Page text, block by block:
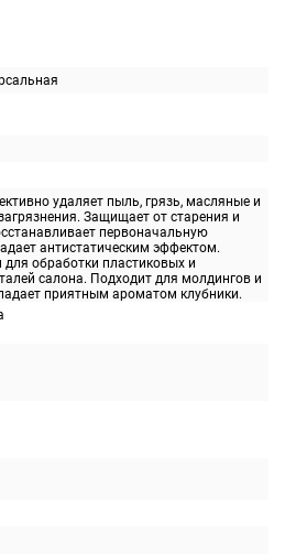
удаляет пыль, грязь, масляные и
Защищает от старения и
первоначальную
антистатическим эффектом.
для обработки пластиковых и
салона. Подходит для молдингов и
приятным ароматом клубники.